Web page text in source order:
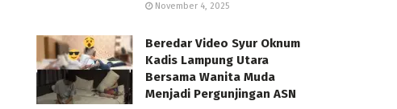
November 4, 2025
Beredar Video Syur Oknum
Kadis Lampung Utara
Bersama Wanita Muda
Menjadi Pergunjingan ASN